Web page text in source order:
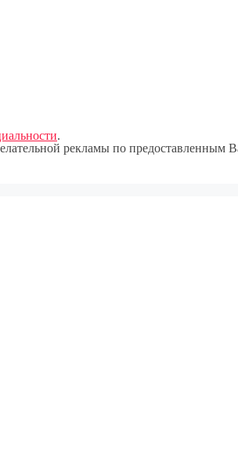
.
рекламы по